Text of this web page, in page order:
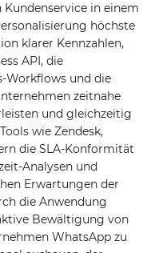
in einem
höchste
klarer Kennzahlen,
API, die
Workflows und die
zeitnahe
und gleichzeitig
wie Zendesk,
die SLA-Konformität
Analysen und
Erwartungen der
die Anwendung
Bewältigung von
WhatsApp zu